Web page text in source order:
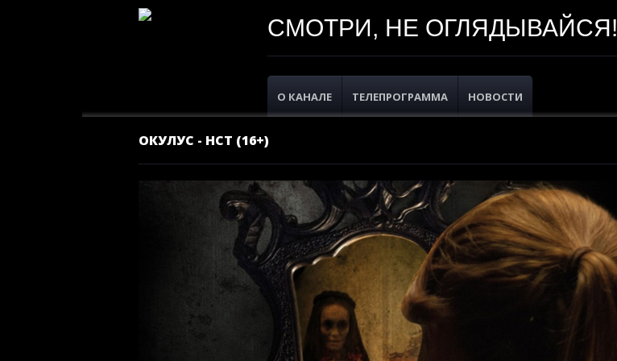
СМОТРИ, НЕ ОГЛЯДЫВАЙСЯ!
О КАНАЛЕ ТЕЛЕПРОГРАММА НОВОСТИ
ОКУЛУС - НСТ (16+)